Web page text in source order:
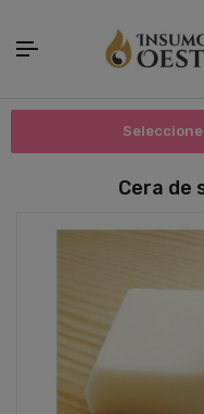
Cera de